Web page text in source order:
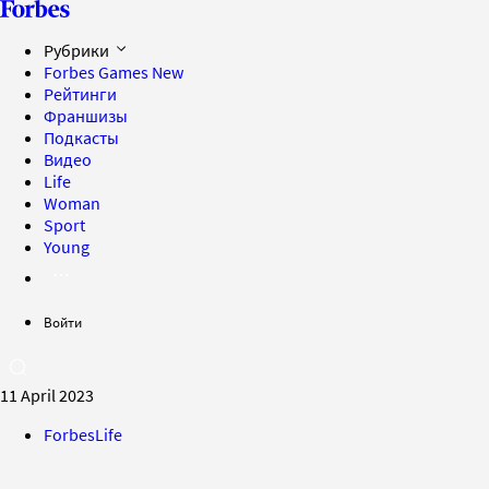
Рубрики
Forbes Games New
Рейтинги
Франшизы
Подкасты
Видео
Life
Woman
Sport
Young
Войти
11 April 2023
ForbesLife